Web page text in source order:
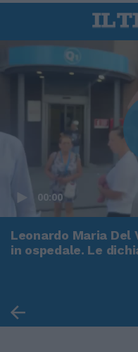
00:00
Leonardo Maria Del
in ospedale. Le